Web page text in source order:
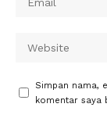
Simpan nama,
komentar saya